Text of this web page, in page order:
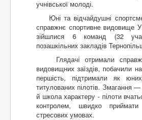
учнівської молоді.
Юні та відчайдушні
справжнє спортивне видовище
зійшлися 6 команд (32
позашкільних закладів
Глядачі отримали
видовищних заїздів, побачили
першість, підтримали як
титулованих пілотів. Змагання
й школа характеру - пілоти
контролем, швидко
стресових умовах.